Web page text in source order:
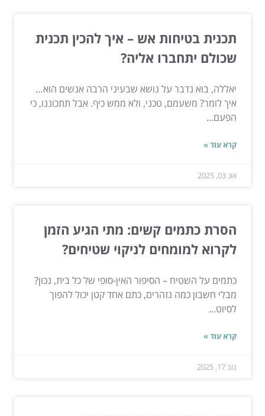
תכנית בטיחות אש – איך להכין תכנית
שכולם יתחברו אליה?
יאללה, בוא נדבר על נושא שבעיני הרבה אנשים הוא…
איך לומר? משעמם, טכני, ולא ממש כיף. אבל תתכוננו, כי
הפעם...
קרא עוד »
אוג 03, 2025
הסרת כתמים קשים: מתי הגיע הזמן
לקרוא למומחים לניקוי שטיחים?
כתמים על השטיח – הסיפור האין-סופי של כל בית, נכון?
מבלי חשבון כמה נזהרים, כתם אחד קטן יכול להפוך
לסיוט...
קרא עוד »
נוב 17, 2025